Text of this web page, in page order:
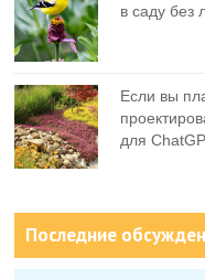
в саду без
Если вы
для
Последние